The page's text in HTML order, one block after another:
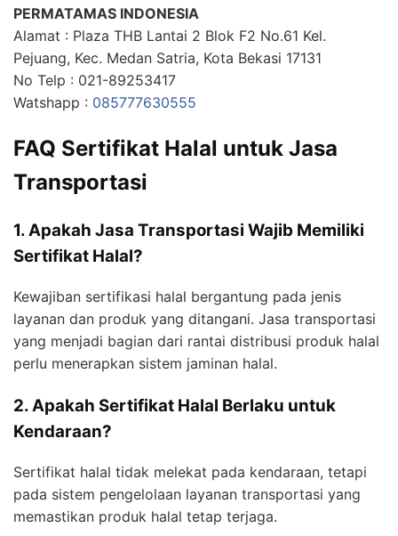
PERMATAMAS INDONESIA
Alamat : Plaza THB Lantai 2 Blok F2 No.61 Kel.
Pejuang, Kec. Medan Satria, Kota Bekasi 17131
No Telp : 021-89253417
Watshapp : 085777630555
FAQ Sertifikat Halal untuk Jasa
Transportasi
1. Apakah Jasa Transportasi Wajib Memiliki
Sertifikat Halal?
Kewajiban sertifikasi halal bergantung pada jenis
layanan dan produk yang ditangani. Jasa transportasi
yang menjadi bagian dari rantai distribusi produk halal
perlu menerapkan sistem jaminan halal.
2. Apakah Sertifikat Halal Berlaku untuk
Kendaraan?
Sertifikat halal tidak melekat pada kendaraan, tetapi
pada sistem pengelolaan layanan transportasi yang
memastikan produk halal tetap terjaga.